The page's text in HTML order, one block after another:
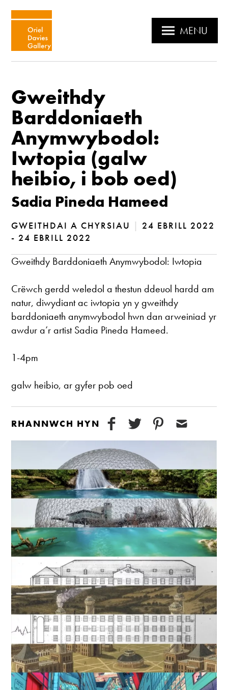
MENU
Gweithdy
Barddoniaeth
Anymwybodol:
Iwtopia (galw
heibio, i bob oed)
Sadia Pineda Hameed
GWEITHDAI A CHYRSIAU | 24 EBRILL 2022
- 24 EBRILL 2022
Gweithdy Barddoniaeth Anymwybodol: Iwtopia
Crëwch gerdd weledol a thestun ddeuol hardd am
natur, diwydiant ac iwtopia yn y gweithdy
barddoniaeth anymwybodol hwn dan arweiniad yr
awdur a’r artist Sadia Pineda Hameed.
1-4pm
galw heibio, ar gyfer pob oed
RHANNWCH HYN